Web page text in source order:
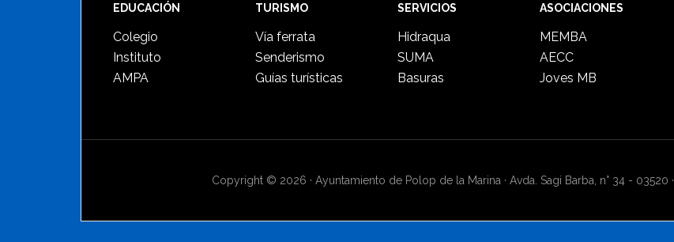
Footer
EDUCACIÓN
Colegio
Instituto
AMPA
TURISMO
Vía ferrata
Senderismo
Guías turísticas
SERVICIOS
Hidraqua
SUMA
Basuras
ASOCIACIONES
MEMBA
AECC
Joves MB
Copyright © 2026 · Ayuntamiento de Polop de la Marina · Avda. Sagi Barba, n° 34 - 03520 ·